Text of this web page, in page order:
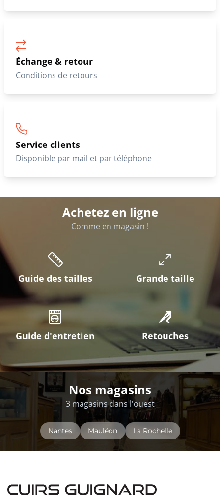
Échange & retour
Conditions de retours
Service clients
Disponible par mail et par téléphone
Achetez en ligne
Comme en magasin !
Guide des tailles Grande taille
Guide d'entretien Retouches
Nos magasins
3 magasins dans l'ouest
Nantes Mauléon La Rochelle